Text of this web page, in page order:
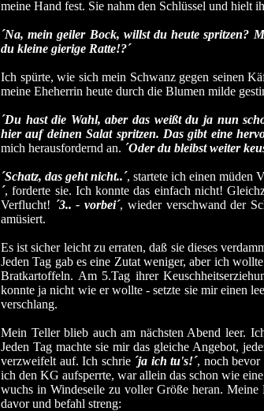
meine Hand fest. Sie nahm den Schlüssel und hielt
´Na, mein geiler Bock, willst du heute spritzen?
du kleine gierige Ratte!?´
Ich spürte, wie sich mein Schwanz gegen seinen
meine Eheherrin heute durch die Blumen milde
´Du hast die Wahl, aber das weißt du ja nun
hier auf deinen Salat spritzen. Das gibt eine
mich herausfordernd an. ´Oder du bleibst weiter
´Schatz, das geht nicht..´, startete ich einen müden
´, forderte sie. Ich konnte das einfach nicht!
Verflucht! ´3.. - vorbei´, wieder verschwand der
amüsiert.
Es ist sicher leicht zu erraten, daß sie dieses
Jeden Tag gab es eine Zutat weniger, aber ich
Bratkartoffeln. Am 5.Tag ihrer
konnte ja nicht wie er wollte - setzte sie mir einen
verschlang.
Mein Teller blieb auch am nächsten Abend leer.
Jeden Tag machte sie mir das gleiche Angebot,
verzweifelt auf. Ich schrie ´ja ich tu's!´, noch bevor
ich den KG aufsperrte, war allein das schon wie
wuchs in Windeseile zu voller Größe heran.
davor und befahl streng: